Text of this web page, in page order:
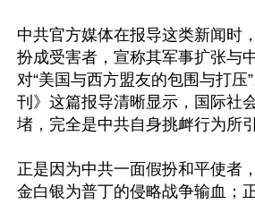
中共官方媒体在报导这类新闻时
扮成受害者，宣称其军事扩张与
对“美国与西方盟友的包围与打压
刊》这篇报导清晰显示，国际社
堵，完全是中共自身挑衅行为所
正是因为中共一面假扮和平使者
金白银为普丁的侵略战争输血；